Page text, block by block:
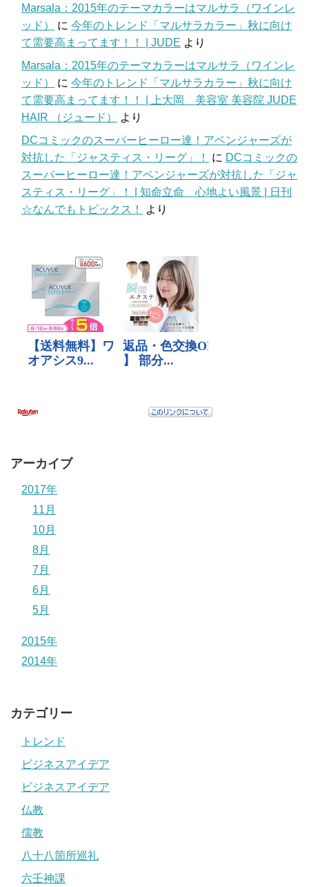
Marsala：2015年のテーマカラーはマルサラ（ワインレ
ッド）
に 今年のトレンド「マルサラカラー」秋に向け
て需要高まってます！！ | JUDE より
Marsala：2015年のテーマカラーはマルサラ（ワインレ
ッド）
に 今年のトレンド「マルサラカラー」秋に向け
て需要高まってます！！ | 上大岡 美容室 美容院 JUDE
HAIR （ジュード）
より
DCコミックのスーパーヒーロー達！アベンジャーズが
対抗した「ジャスティス・リーグ」！
に DCコミックの
スーパーヒーロー達！アベンジャーズが対抗した「ジャ
スティス・リーグ」！ | 知命立命 心地よい風景 | 日刊
☆なんでもトピックス！
より
アーカイブ
2017年
11月
10月
8月
7月
6月
5月
2015年
2014年
カテゴリー
トレンド
ビジネスアイデア
ビジネスアイデア
仏教
儒教
八十八箇所巡礼
六壬神課